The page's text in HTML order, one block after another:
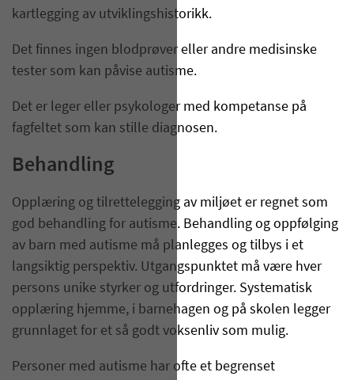
kartlegging av utviklingshistorikk.
Det finnes ingen blodprøver eller andre medisinske
tester som kan påvise autisme.
Det er leger eller psykologer med kompetanse på
fagfeltet som kan stille diagnosen.
Behandling
Opplæring og tilrettelegging av miljøet er regnet som
god behandling for autisme. Behandling og oppfølging
av barn med autisme må planlegges og tilbys i et
langsiktig perspektiv. Utgangspunktet må være hver
persons unike styrker og utfordringer. Systematisk
opplæring hjemme, i barnehagen og på skolen legger
grunnlaget for et så godt voksenliv som mulig.
Personer med autisme har ofte et begrenset